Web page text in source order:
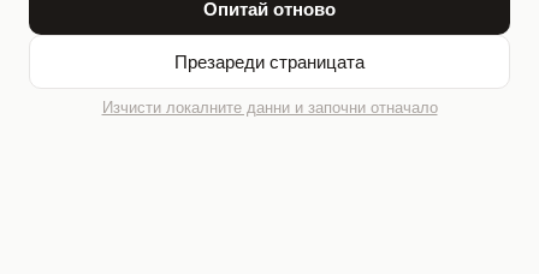
Опитай отново
Презареди страницата
Изчисти локалните данни и започни отначало